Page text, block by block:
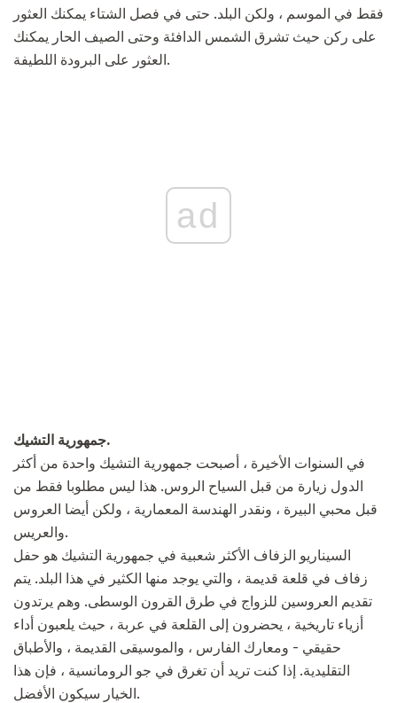
فقط في الموسم ، ولكن البلد. حتى في فصل الشتاء يمكنك العثور
على ركن حيث تشرق الشمس الدافئة وحتى الصيف الحار يمكنك
العثور على البرودة اللطيفة.
ad
جمهورية التشيك.
في السنوات الأخيرة ، أصبحت جمهورية التشيك واحدة من أكثر
الدول زيارة من قبل السياح الروس. هذا ليس مطلوبا فقط من
قبل محبي البيرة ، ونقدر الهندسة المعمارية ، ولكن أيضا العروس
والعريس.
السيناريو الزفاف الأكثر شعبية في جمهورية التشيك هو حفل
زفاف في قلعة قديمة ، والتي يوجد منها الكثير في هذا البلد. يتم
تقديم العروسين للزواج في طرق القرون الوسطى. وهم يرتدون
أزياء تاريخية ، يحضرون إلى القلعة في عربة ، حيث يلعبون أداء
حقيقي - ومعارك الفارس ، والموسيقى القديمة ، والأطباق
التقليدية. إذا كنت تريد أن تغرق في جو الرومانسية ، فإن هذا
الخيار سيكون الأفضل.